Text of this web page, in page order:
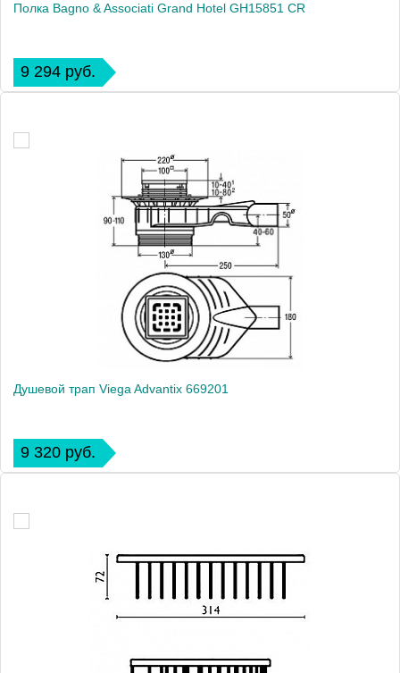
Полка Bagno & Associati Grand Hotel GH15851 CR
9 294 руб.
Душевой трап Viega Advantix 669201
9 320 руб.